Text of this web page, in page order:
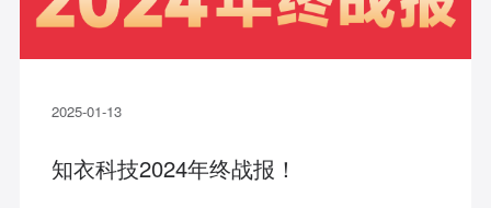
2025-01-13
知衣科技2024年终战报！